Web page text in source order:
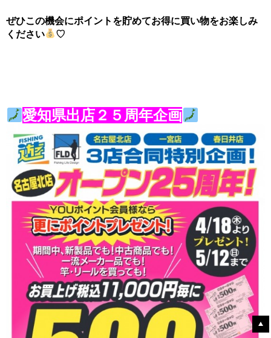
ぜひこの機会にポイントを貯めてお得に買い物をお楽しみ
ください
♡
愛知県出店２５周年企画